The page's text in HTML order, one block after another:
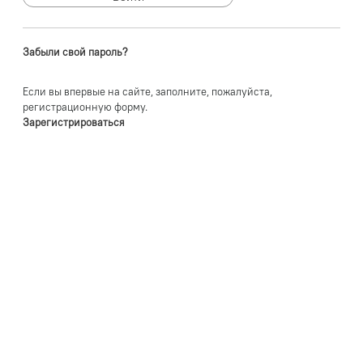
Забыли свой пароль?
Если вы впервые на сайте, заполните, пожалуйста,
регистрационную форму.
Зарегистрироваться